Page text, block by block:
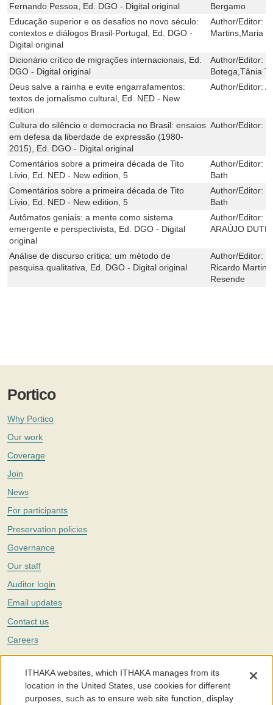
Fernando Pessoa, Ed. DGO - Digital original
Bergamo
Educação superior e os desafios no novo século:
contextos e diálogos Brasil-Portugal, Ed. DGO -
Digital original
Author/Editor:
Martins,Maria
Dicionário crítico de migrações internacionais, Ed.
DGO - Digital original
Author/Editor:
Botega,Tânia
Deus salve a rainha e evite engarrafamentos:
textos de jornalismo cultural, Ed. NED - New
edition
Author/Editor:
Cultura do silêncio e democracia no Brasil: ensaios
em defesa da liberdade de expressão (1980-
2015), Ed. DGO - Digital original
Author/Editor:
Comentários sobre a primeira década de Tito
Lívio, Ed. NED - New edition, 5
Author/Editor:
Bath
Comentários sobre a primeira década de Tito
Lívio, Ed. NED - New edition, 5
Author/Editor:
Bath
Autômatos geniais: a mente como sistema
emergente e perspectivista, Ed. DGO - Digital
original
Author/Editor:
ARAÚJO
Análise de discurso crítica: um método de
pesquisa qualitativa, Ed. DGO - Digital original
Author/Editor:
Ricardo
Resende
Portico
Why Portico
Our work
Coverage
Join
News
For participants
Preservation policies
Governance
Our staff
Auditor login
Email updates
Contact us
Careers
Twitter
The Portico digital preservation service is part ofITHAKA, a nonprofit
with a mission to improve access to knowledge and education for people
around the world. We believe education is key to the wellbeing of
ITHAKA websites, which ITHAKA manages from its
location in the United States, use cookies for different
purposes, such as to ensure web site function, display